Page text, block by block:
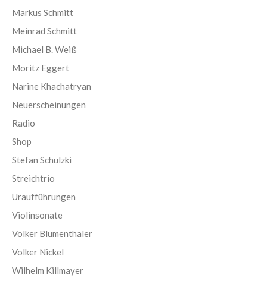
Markus Schmitt
Meinrad Schmitt
Michael B. Weiß
Moritz Eggert
Narine Khachatryan
Neuerscheinungen
Radio
Shop
Stefan Schulzki
Streichtrio
Uraufführungen
Violinsonate
Volker Blumenthaler
Volker Nickel
Wilhelm Killmayer